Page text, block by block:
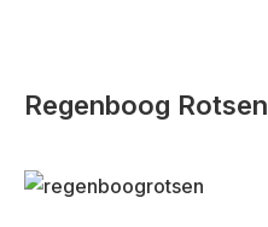
Regenboog Rotsen